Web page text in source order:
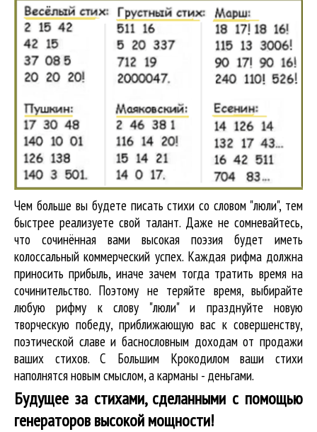
Чем больше вы будете писать стихи со словом "люли", тем
быстрее реализуете свой талант. Даже не сомневайтесь,
что сочинённая вами высокая поэзия будет иметь
колоссальный коммерческий успех. Каждая рифма должна
приносить прибыль, иначе зачем тогда тратить время на
сочинительство. Поэтому не теряйте время, выбирайте
любую рифму к слову "люли" и празднуйте новую
творческую победу, приближающую вас к совершенству,
поэтической славе и баснословным доходам от продажи
ваших стихов. С Большим Крокодилом ваши стихи
наполнятся новым смыслом, а карманы - деньгами.
Будущее за стихами, сделанными с помощью
генераторов высокой мощности!